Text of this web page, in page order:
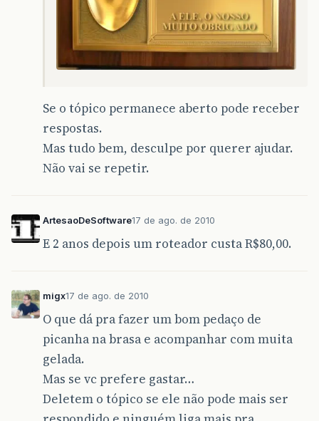
Se o tópico permanece aberto pode receber
respostas.
Mas tudo bem, desculpe por querer ajudar.
Não vai se repetir.
ArtesaoDeSoftware17 de ago. de 2010
E 2 anos depois um roteador custa R$80,00.
migx17 de ago. de 2010
O que dá pra fazer um bom pedaço de
picanha na brasa e acompanhar com muita
gelada.
Mas se vc prefere gastar…
Deletem o tópico se ele não pode mais ser